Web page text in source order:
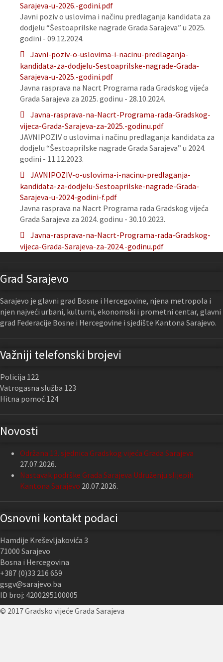
Sarajeva-u-2026.-godini.pdf
Javni poziv o uslovima i načinu predlaganja kandidata za
dodjelu “Šestoaprilske nagrade Grada Sarajeva” u 2025.
godini - 09.12.2024.
Javni-poziv-o-uslovima-i-nacinu-predlaganja-
kandidata-za-dodjelu-Sestoaprilske-nagrade-Grada-
Sarajeva-u-2025.-godini.pdf
Javna rasprava na Nacrt Programa rada Gradskog vijeća
Grada Sarajeva za 2025. godinu - 28.10.2024.
Javna-rasprava-na-Nacrt-Programa-rada-Gradskog-
vijeca-Grada-Sarajeva-za-2025.-godinu.pdf
JAVNIPOZIV o uslovima i načinu predlaganja kandidata za
dodjelu “Šestoaprilske nagrade Grada Sarajeva” u 2024.
godini - 11.12.2023.
JAVNIPOZIV-o-uslovima-i-nacinu-predlaganja-
kandidata-za-dodjelu-Sestoaprilske-nagrade-Grada-
Sarajeva-u-2024-godini-f.pdf
Javna rasprava na Nacrt Programa rada Gradskog vijeća
Grada Sarajeva za 2024. godinu - 30.10.2023.
Javna-rasprava-na-Nacrt-Programa-rada-Gradskog-
vijeca-Grada-Sarajeva-za-2024.-godinu.pdf
Grad Sarajevo
Sarajevo je glavni grad Bosne i Hercegovine, njena metropola i
njen najveći urbani, kulturni, ekonomski i prometni centar, glavni
grad Federacije Bosne i Hercegovine i sjedište Kantona Sarajevo.
Važniji telefonski brojevi
Policija 122
Vatrogasna služba 123
Hitna pomoć 124
Novosti
Održana 13. sjednica Gradskog vijeća Grada Sarajeva
27.07.2026.
Nastavak podrške Grada Sarajeva Udruženju slijepih
Kantona Sarajevo 20.07.2026.
Osnovni kontakt podaci
Hamdije Kreševljakovića 3
71000 Sarajevo
Bosna i Hercegovina
+387 (0)33 216 659
gsgv@sarajevo.ba
ID broj: 4200295100005
© 2017 Gradsko vijeće Grada Sarajeva